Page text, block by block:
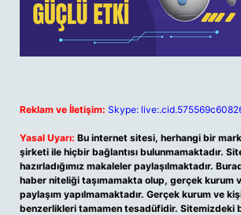
Reklam ve İletişim: Skype:
Yasal Uyarı: Bu internet sitesi, herhangi bir
şirketi ile hiçbir bağlantısı bulunmamaktadır.
hazırladığımız makaleler paylaşılmaktadır.
haber niteliği taşımamakta olup, gerçek kurum
paylaşım yapılmamaktadır. Gerçek kurum ve
benzerlikleri tamamen tesadüfidir. Sitemizdeki